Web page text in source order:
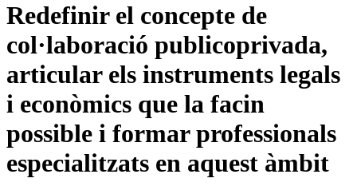
Redefinir el concepte de
col·laboració publicoprivada,
articular els instruments legals
i econòmics que la facin
possible i formar professionals
especialitzats en aquest àmbit